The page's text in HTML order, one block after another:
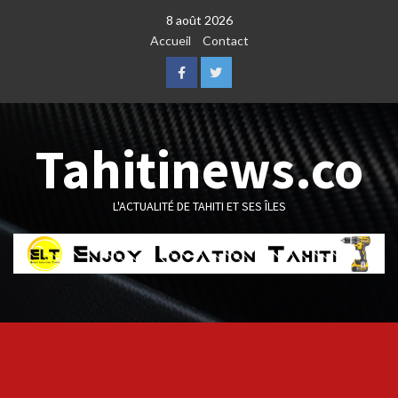
8 août 2026
Accueil
Contact
FacebookTwitter
Tahitinews.co
L'ACTUALITÉ DE TAHITI ET SES ÎLES